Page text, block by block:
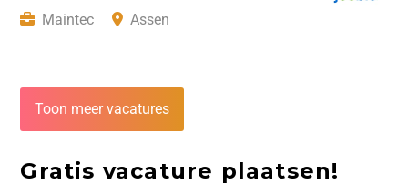
Maintec
Assen
Toon meer vacatures
Gratis vacature plaatsen!